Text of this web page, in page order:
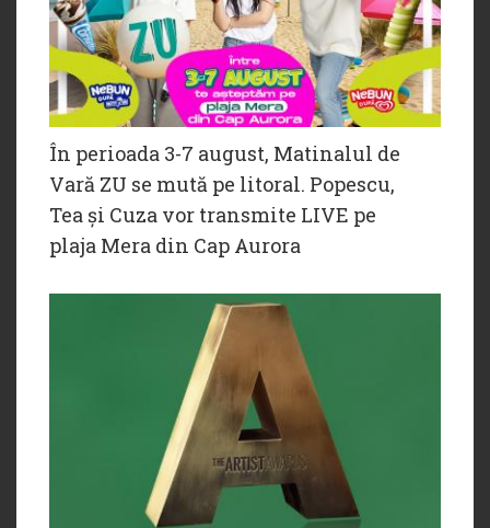
În perioada 3-7 august, Matinalul de
Vară ZU se mută pe litoral. Popescu,
Tea și Cuza vor transmite LIVE pe
plaja Mera din Cap Aurora